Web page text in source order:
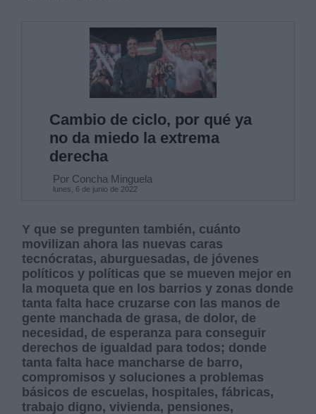
Cambio de ciclo, por qué ya
no da miedo la extrema
derecha
Por Concha Minguela
lunes, 6 de junio de 2022
Y que se pregunten también, cuánto
movilizan ahora las nuevas caras
tecnócratas, aburguesadas, de jóvenes
políticos y políticas que se mueven mejor en
la moqueta que en los barrios y zonas donde
tanta falta hace cruzarse con las manos de
gente manchada de grasa, de dolor, de
necesidad, de esperanza para conseguir
derechos de igualdad para todos; donde
tanta falta hace mancharse de barro,
compromisos y soluciones a problemas
básicos de escuelas, hospitales, fábricas,
trabajo digno, vivienda, pensiones,